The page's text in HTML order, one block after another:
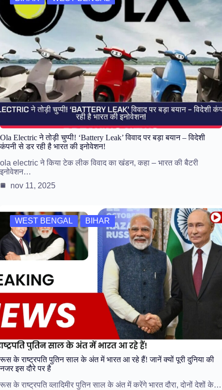
Ola Electric ने तोड़ी चुप्पी! ‘Battery Leak’ विवाद पर बड़ा बयान – विदेशी
कंपनी से डर रही है भारत की इनोवेशन!
ola electric ने किया टेक लीक विवाद का खंडन, कहा – भारत की बैटरी
इनोवेशन…
nov 11, 2025
WEST BENGAL BIHAR
रूस के राष्ट्रपति पुतिन साल के अंत में भारत आ रहे हैं! जानें क्यों पूरी दुनिया की
नजर इस दौरे पर है
रूस के राष्ट्रपति व्लादिमीर पुतिन साल के अंत में करेंगे भारत दौरा, दोनों देशों के…